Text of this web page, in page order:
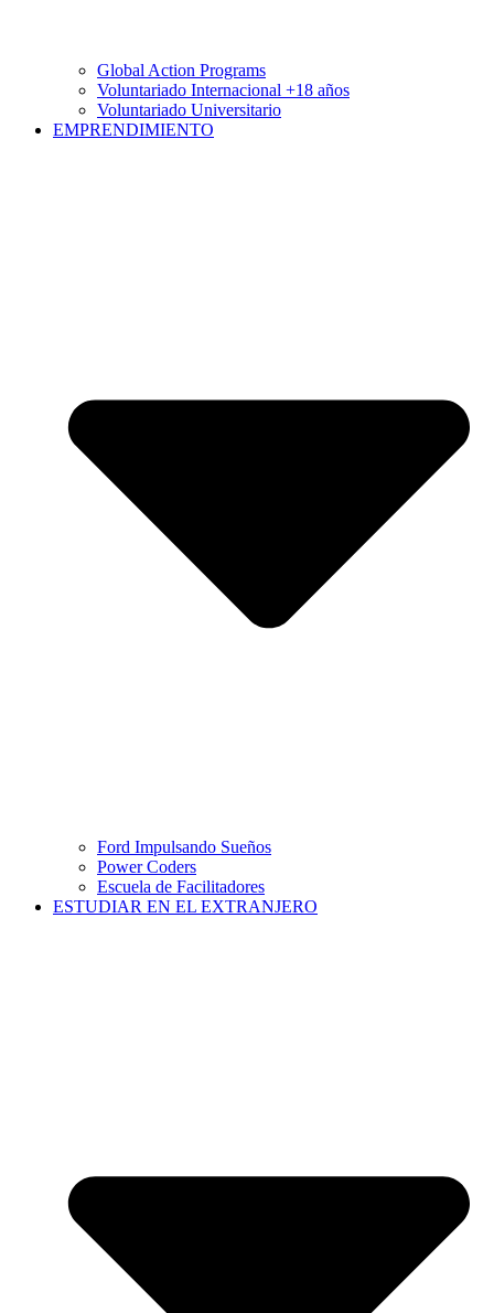
Global Action Programs
Voluntariado Internacional +18 años
Voluntariado Universitario
EMPRENDIMIENTO
Ford Impulsando Sueños
Power Coders
Escuela de Facilitadores
ESTUDIAR EN EL EXTRANJERO